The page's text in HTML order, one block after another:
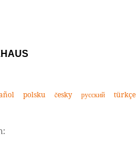
polsku česky русский
türkçe